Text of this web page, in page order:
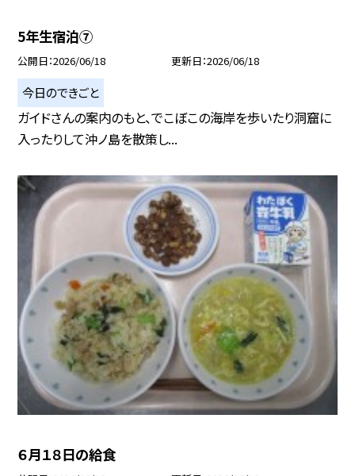
5年生宿泊⑦
公開日 2026/06/18 更新日 2026/06/18
今日のできごと
ガイドさんの案内のもと、でこぼこの海岸を歩いたり洞窟に
入ったりして沖ノ島を散策し...
６月１８日の給食